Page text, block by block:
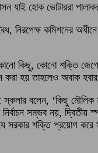
যাই হোক ভোটাররা
কমিশনের অধীনে
কিছু, কোনো শক্তি জেগে
করা হয় তাহলেও অবাক
স্কলার বলেন, ‘কিছু
সম্ভব নয়, দ্বিতীয়
শক্তি প্রয়োগ করে সব